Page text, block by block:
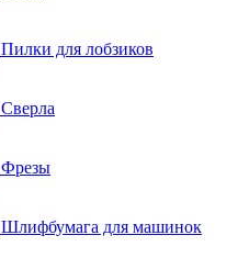
Пилки для лобзиков
Сверла
Фрезы
Шлифбумага для машинок